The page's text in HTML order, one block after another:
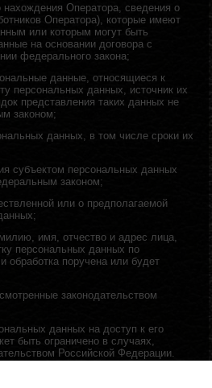
нахождения Оператора, сведения о
Оператора), которые имеют
или которым могут быть
на основании договора с
федерального закона;
данные, относящиеся к
персональных данных, источник их
представления таких данных не
законом;
данных, в том числе сроки их
субъектом персональных данных
законом;
или о предполагаемой
имя, отчество и адрес лица,
персональных данных по
обработка поручена или будет
законодательством
данных на доступ к его
быть ограничено в случаях,
Российской Федерации.